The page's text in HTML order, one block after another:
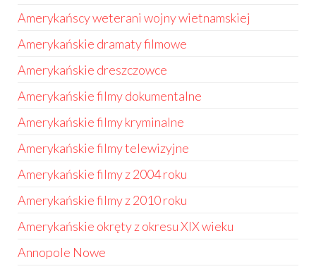
Amerykańscy weterani wojny wietnamskiej
Amerykańskie dramaty filmowe
Amerykańskie dreszczowce
Amerykańskie filmy dokumentalne
Amerykańskie filmy kryminalne
Amerykańskie filmy telewizyjne
Amerykańskie filmy z 2004 roku
Amerykańskie filmy z 2010 roku
Amerykańskie okręty z okresu XIX wieku
Annopole Nowe